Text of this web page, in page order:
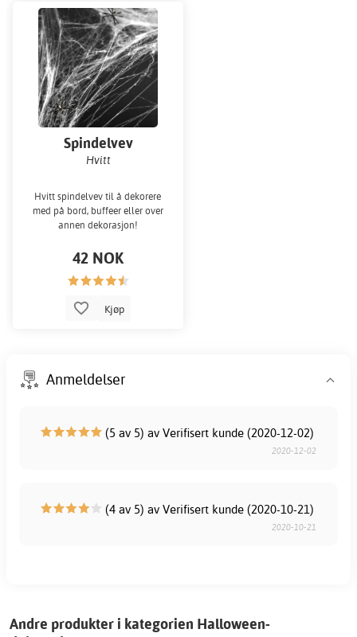
Spindelvev
Hvitt
Hvitt spindelvev til å dekorere
med på bord, buffeer eller over
annen dekorasjon!
42 NOK
Kjøp
Anmeldelser
(5 av 5) av Verifisert kunde (2020-12-02)
2020-12-02
(4 av 5) av Verifisert kunde (2020-10-21)
2020-10-21
Andre produkter i kategorien Halloween-